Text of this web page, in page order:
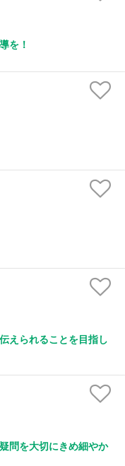
を！
えられることを目指し
問を大切にきめ細やか